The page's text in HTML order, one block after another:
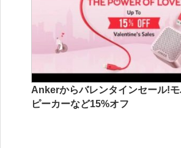
Ankerからバレンタインセール!
ピーカーなど15%オフ